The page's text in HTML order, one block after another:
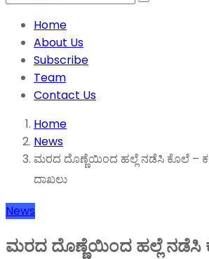
Home
About Us
Subscribe
Team
Contact Us
Home
News
ಮರದ ದೊಣ್ಣೆಯಿಂದ ಹಲ್ಲೆ ನಡೆಸಿ ಕೊಲೆ –
ದಾಖಲು
News
ಮರದ ದೊಣ್ಣೆಯಿಂದ ಹಲ್ಲೆ ನಡೆಸಿ